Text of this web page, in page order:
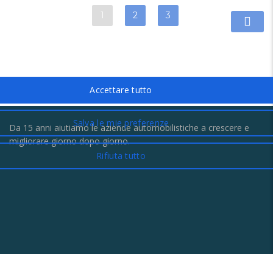
1 2 3
Da 15 anni aiutiamo le aziende automobilistiche a crescere e
migliorare giorno dopo giorno.